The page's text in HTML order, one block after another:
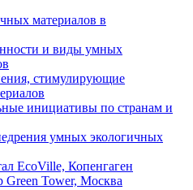
материалов в
и виды умных
стимулирующие
инициативы по странам и
умных экологичных
EcoVille, Копенгаген
Green Tower, Москва